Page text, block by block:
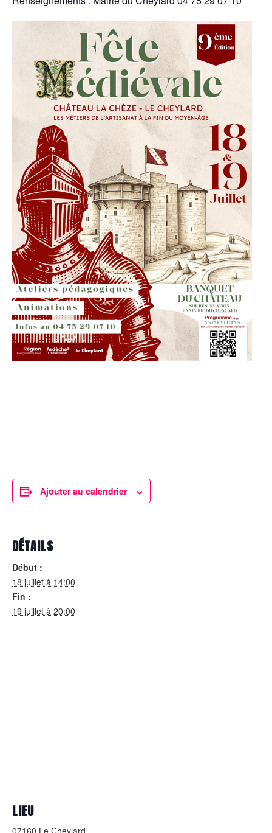
Ajouter au calendrier
DÉTAILS
Début :
18 juillet à 14:00
Fin :
19 juillet à 20:00
LIEU